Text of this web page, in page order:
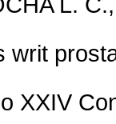
writ
XXIV